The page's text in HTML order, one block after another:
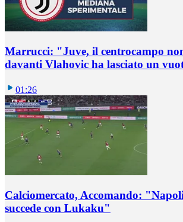
Marrucci: "Juve, il centrocampo
davanti Vlahovic ha lasciato un
01:26
Calciomercato, Accomando:
succede con Lukaku"